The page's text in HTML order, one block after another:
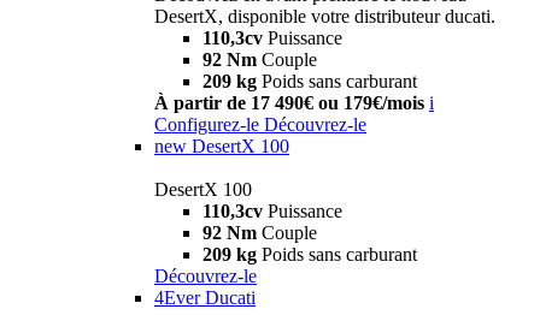
DesertX, disponible votre distributeur ducati.
110,3cv Puissance
92 Nm Couple
209 kg Poids sans carburant
À partir de 17 490€ ou 179€/mois i
Configurez-le Découvrez-le
new DesertX 100
DesertX 100
110,3cv Puissance
92 Nm Couple
209 kg Poids sans carburant
Découvrez-le
4Ever Ducati